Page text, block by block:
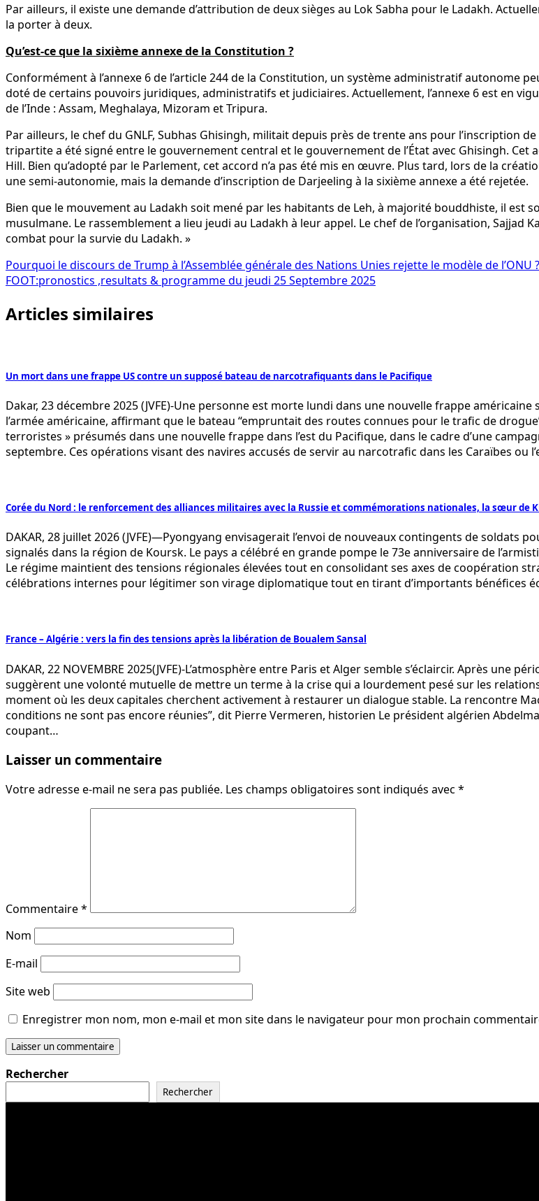
Par ailleurs, il existe une demande d’attribution de deux sièges au Lok Sabha pour le Ladakh.
la porter à deux.
Qu’est-ce que la sixième annexe de la Constitution ?
Conformément à l’annexe 6 de l’article 244 de la Constitution, un système administratif autonome
doté de certains pouvoirs juridiques, administratifs et judiciaires. Actuellement, l’annexe 6 est en
de l’Inde : Assam, Meghalaya, Mizoram et Tripura.
Par ailleurs, le chef du GNLF, Subhas Ghisingh, militait depuis près de trente ans pour l’inscription
tripartite a été signé entre le gouvernement central et le gouvernement de l’État avec Ghisingh.
Hill. Bien qu’adopté par le Parlement, cet accord n’a pas été mis en œuvre. Plus tard, lors de la
une semi-autonomie, mais la demande d’inscription de Darjeeling à la sixième annexe a été rejetée.
Bien que le mouvement au Ladakh soit mené par les habitants de Leh, à majorité bouddhiste, il est
musulmane. Le rassemblement a lieu jeudi au Ladakh à leur appel. Le chef de l’organisation, Sajjad
combat pour la survie du Ladakh. »
Navigation
de
l’article
Pourquoi le discours de Trump à l’Assemblée générale des Nations Unies rejette le modèle de l’ONU ?
FOOT:pronostics ,resultats & programme du jeudi 25 Septembre 2025
Articles similaires
Un mort dans une frappe US contre un supposé bateau de narcotrafiquants dans le Pacifique
Dakar, 23 décembre 2025 (JVFE)-Une personne est morte lundi dans une nouvelle frappe américaine
l’armée américaine, affirmant que le bateau “empruntait des routes connues pour le trafic de
terroristes » présumés dans une nouvelle frappe dans l’est du Pacifique, dans le cadre d’une
septembre. Ces opérations visant des navires accusés de servir au narcotrafic dans les Caraïbes ou
Corée du Nord : le renforcement des alliances militaires avec la Russie et commémorations nationales, la sœur de
DAKAR, 28 juillet 2026 (JVFE)—Pyongyang envisagerait l’envoi de nouveaux contingents de soldats
signalés dans la région de Koursk. Le pays a célébré en grande pompe le 73e anniversaire de
Le régime maintient des tensions régionales élevées tout en consolidant ses axes de coopération
célébrations internes pour légitimer son virage diplomatique tout en tirant d’importants bénéfices
France – Algérie : vers la fin des tensions après la libération de Boualem Sansal
DAKAR, 22 NOVEMBRE 2025(JVFE)-L’atmosphère entre Paris et Alger semble s’éclaircir. Après
suggèrent une volonté mutuelle de mettre un terme à la crise qui a lourdement pesé sur les
moment où les deux capitales cherchent activement à restaurer un dialogue stable. La rencontre
conditions ne sont pas encore réunies”, dit Pierre Vermeren, historien Le président algérien
coupant…
Laisser un commentaire
Votre adresse e-mail ne sera pas publiée. Les champs obligatoires sont indiqués avec *
Commentaire*
Nom
E-mail
Site web
Enregistrer mon nom, mon e-mail et mon site dans le navigateur pour mon prochain
Rechercher
Rechercher